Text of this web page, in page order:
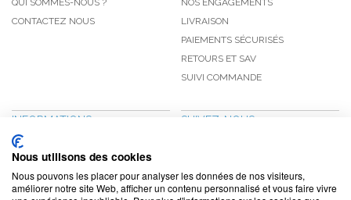
QUI SOMMES-NOUS ?
CONTACTEZ NOUS
NOS ENGAGEMENTS
LIVRAISON
PAIEMENTS SÉCURISÉS
RETOURS ET SAV
SUIVI COMMANDE
INFORMATIONS
NOUVEAUTÉS
PROMOTIONS
CGV
SUIVEZ-NOUS
NOTRE BLOG
Nous utilisons des cookies
Nous pouvons les placer pour analyser les données de nos visiteurs,
améliorer notre site Web, afficher un contenu personnalisé et vous faire vivre